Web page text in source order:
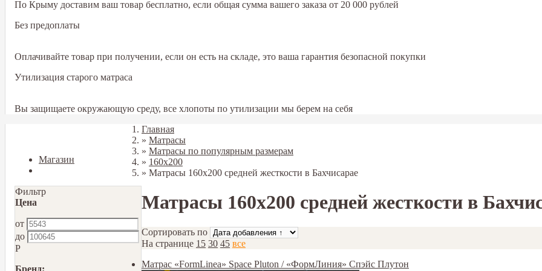
По Крыму доставим ваш товар бесплатно, если общая сумма вашего заказа от 20 000 рублей
Без предоплаты
Оплачивайте товар при получении, если он есть на складе, это ваша гарантия безопасной покупки
Утилизация старого матраса
Вы защищаете окружающую среду, все хлопоты по утилизации мы берем на себя
Магазин
Фильтр
Цена
от
до
Р
Бренд:
Главная
» Матрасы
» Матрасы по популярным размерам
» 160х200
» Матрасы 160x200 средней жесткости в Бахчисарае
Матрасы 160x200 средней жесткости в
Сортировать по
На странице 15 30 45 все
Матрас «FormLinea» Space Pluton / «ФормЛиния» Спэйс Плутон